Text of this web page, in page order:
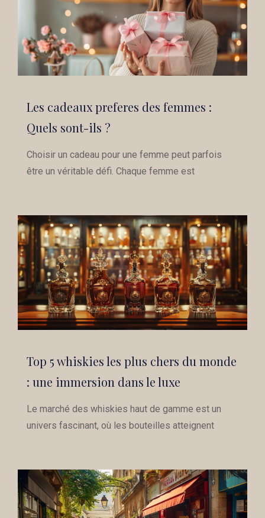
Les cadeaux preferes des femmes :
Quels sont-ils ?
Choisir un cadeau pour une femme peut parfois
être un véritable défi. Chaque femme est
Top 5 whiskies les plus chers du monde
: une immersion dans le luxe
Le marché des whiskies haut de gamme est un
univers fascinant, où les bouteilles atteignent